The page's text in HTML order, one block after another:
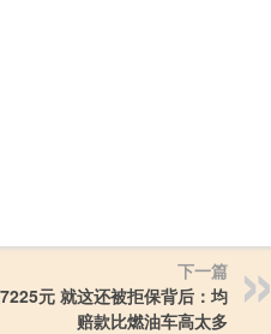
下一篇
元 就这还被拒保背后：均
赔款比燃油车高太多